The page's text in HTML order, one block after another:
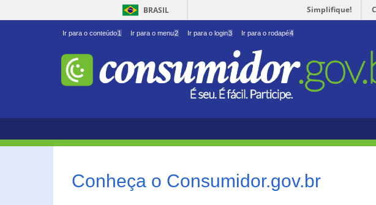
BRASIL Simplifique!
Ir para o conteúdo1 Ir para o menu2 Ir para o login3 Ir para o rodapé4
Conheça o Consumidor.gov.br